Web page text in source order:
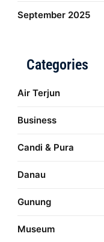
September 2025
Categories
Air Terjun
Business
Candi & Pura
Danau
Gunung
Museum